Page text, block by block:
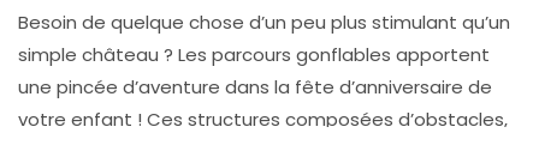
Besoin de quelque chose d’un peu plus stimulant qu’un
simple château ? Les parcours gonflables apportent
une pincée d’aventure dans la fête d’anniversaire de
votre enfant ! Ces structures composées d’obstacles,